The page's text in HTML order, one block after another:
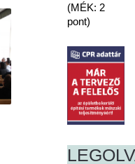
(MÉK: 2
pont)